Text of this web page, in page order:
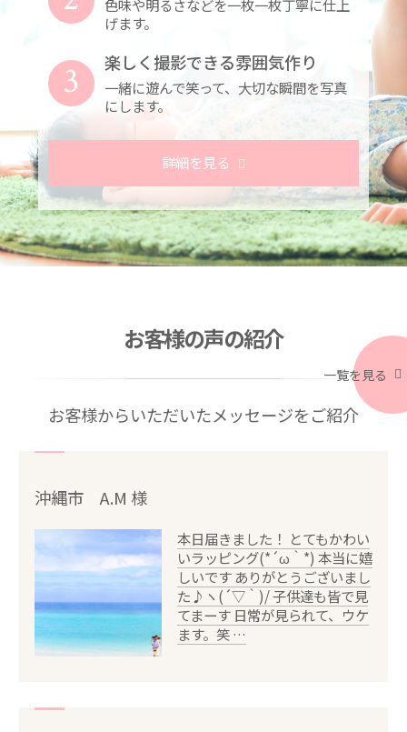
色味や明るさなどを一枚一枚丁寧に仕上
げます。
楽しく撮影できる雰囲気作り
一緒に遊んで笑って、大切な瞬間を写真
にします。
3
詳細を見る
お客様の声の紹介
お客様からいただいたメッセージをご紹介
一覧を見る
沖縄市 A.M 様
本日届きました！ とてもかわい
いラッピング(*´ω｀*) 本当に嬉
しいです ありがとうございまし
た♪ヽ(´▽｀)/ 子供達も皆で見
てまーす 日常が見られて、ウケ
ます。笑 …